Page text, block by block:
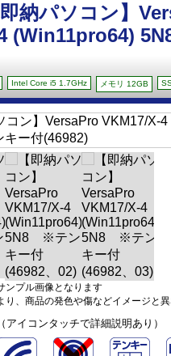
納パソコン】
(Win11pro64)
Intel Core i5 1.7GHz メモリ 12GB
ンプル画像となります
、商品の発色や傷などイメージと
アイコンタッチで詳細説明あり）